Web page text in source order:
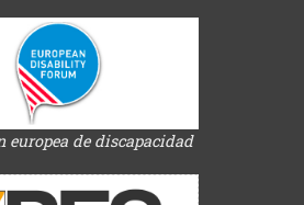
europea de discapacidad